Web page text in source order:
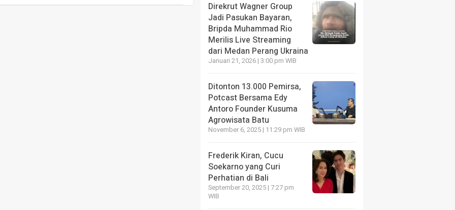
Direkrut Wagner Group
Jadi Pasukan Bayaran,
Bripda Muhammad Rio
Merilis Live Streaming
dari Medan Perang Ukraina
Januari 21, 2026 | 3:00 pm WIB
Ditonton 13.000 Pemirsa,
Potcast Bersama Edy
Antoro Founder Kusuma
Agrowisata Batu
November 6, 2025 | 11:29 pm WIB
Frederik Kiran, Cucu
Soekarno yang Curi
Perhatian di Bali
September 20, 2025 | 7:27 pm
WIB